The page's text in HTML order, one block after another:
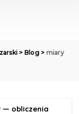
> Blog> miary
— obliczenia